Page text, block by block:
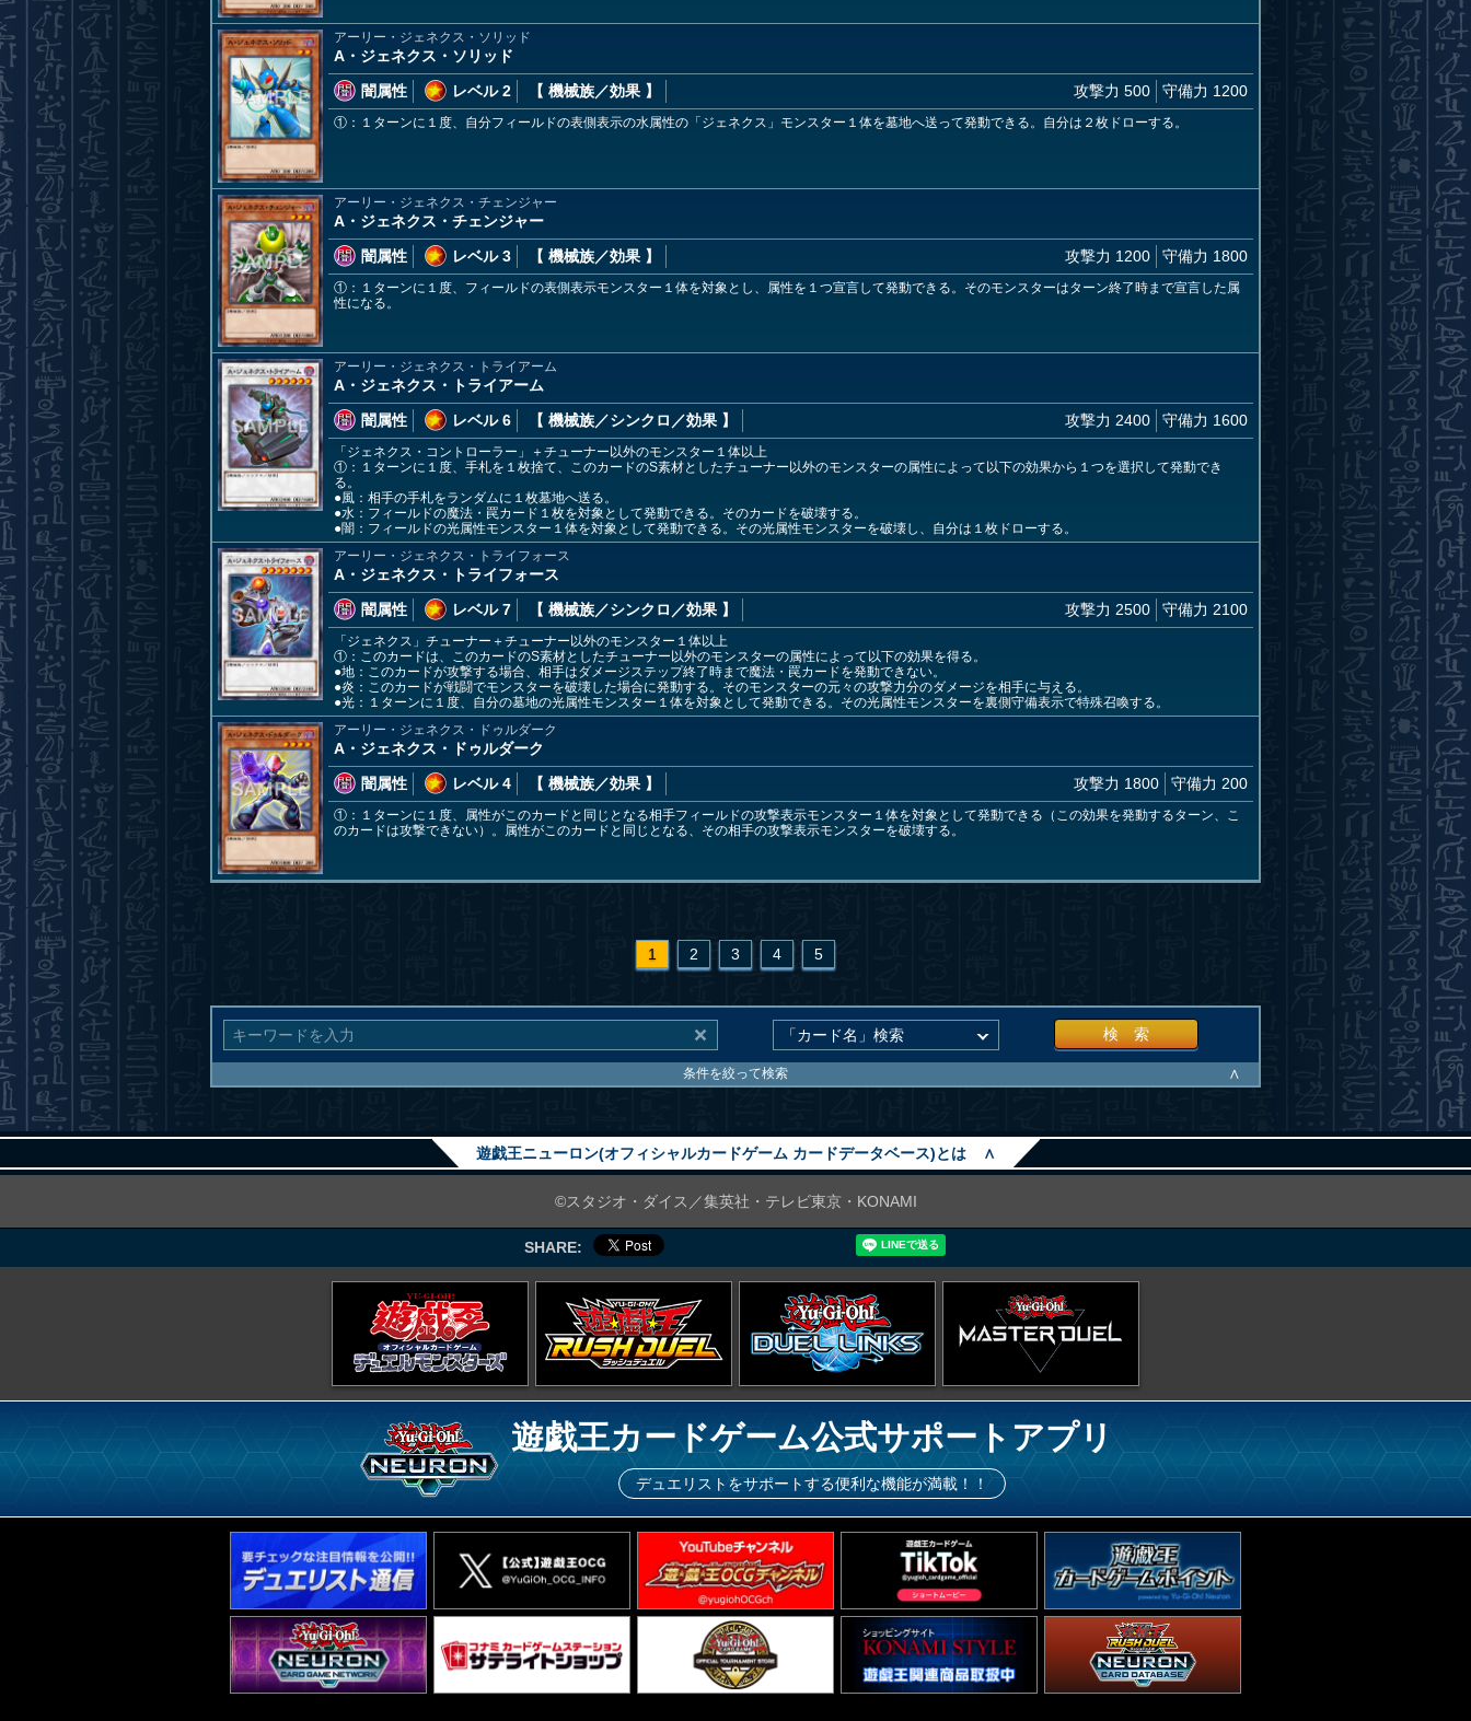
アーリー・ジェネクス・ソリッド
A・ジェネクス・ソリッド
闇属性
レベル 2 【 機械族／効果 】 攻撃力 500 守備力 1200
①：１ターンに１度、自分フィールドの表側表示の水属性の「ジェネクス」モンスター１体を墓地へ送って発動できる。自分は２枚ドローする。
アーリー・ジェネクス・チェンジャー
A・ジェネクス・チェンジャー
闇属性
レベル 3 【 機械族／効果 】 攻撃力 1200 守備力 1800
①：１ターンに１度、フィールドの表側表示モンスター１体を対象とし、属性を１つ宣言して発動できる。そのモンスターはターン終了時まで宣言した属
性になる。
アーリー・ジェネクス・トライアーム
A・ジェネクス・トライアーム
闇属性
レベル 6 【 機械族／シンクロ／効果 】 攻撃力 2400 守備力 1600
「ジェネクス・コントローラー」＋チューナー以外のモンスター１体以上
①：１ターンに１度、手札を１枚捨て、このカードのS素材としたチューナー以外のモンスターの属性によって以下の効果から１つを選択して発動でき
る。
●風：相手の手札をランダムに１枚墓地へ送る。
●水：フィールドの魔法・罠カード１枚を対象として発動できる。そのカードを破壊する。
●闇：フィールドの光属性モンスター１体を対象として発動できる。その光属性モンスターを破壊し、自分は１枚ドローする。
アーリー・ジェネクス・トライフォース
A・ジェネクス・トライフォース
闇属性
レベル 7 【 機械族／シンクロ／効果 】 攻撃力 2500 守備力 2100
「ジェネクス」チューナー＋チューナー以外のモンスター１体以上
①：このカードは、このカードのS素材としたチューナー以外のモンスターの属性によって以下の効果を得る。
●地：このカードが攻撃する場合、相手はダメージステップ終了時まで魔法・罠カードを発動できない。
●炎：このカードが戦闘でモンスターを破壊した場合に発動する。そのモンスターの元々の攻撃力分のダメージを相手に与える。
●光：１ターンに１度、自分の墓地の光属性モンスター１体を対象として発動できる。その光属性モンスターを裏側守備表示で特殊召喚する。
アーリー・ジェネクス・ドゥルダーク
A・ジェネクス・ドゥルダーク
闇属性
レベル 4 【 機械族／効果 】 攻撃力 1800 守備力 200
①：１ターンに１度、属性がこのカードと同じとなる相手フィールドの攻撃表示モンスター１体を対象として発動できる（この効果を発動するターン、こ
のカードは攻撃できない）。属性がこのカードと同じとなる、その相手の攻撃表示モンスターを破壊する。
1 2 3 4 5
検 索
条件を絞って検索 ∧
遊戯王ニューロン(オフィシャルカードゲーム カードデータベース)とは ∧
©スタジオ・ダイス／集英社・テレビ東京・KONAMI
SHARE:
遊戯王カードゲーム公式サポートアプリ
デュエリストをサポートする便利な機能が満載！！